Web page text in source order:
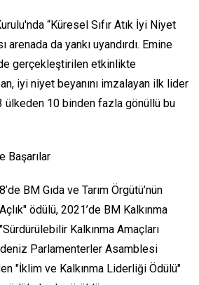
“Küresel Sıfır Atık İyi Niyet
arenada da yankı uyandırdı. Emine
gerçekleştirilen etkinlikte
iyi niyet beyanını imzalayan ilk lider
ülkeden 10 binden fazla gönüllü bu
Başarılar
BM Gıda ve Tarım Örgütü’nün
Açlık" ödülü, 2021’de BM Kalkınma
Kalkınma Amaçları
Parlamenterler Asamblesi
"İklim ve Kalkınma Liderliği Ödülü"